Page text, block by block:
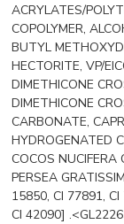
ACRYLATES/
COPOLYMER,
BUTYL
HECTORITE, VP/
DIMETHICONE
DIMETHICONE
CARBONATE,
HYDROGENATED
COCOS NUCIFERA
PERSEA
15850, CI 77891,
CI 42090]